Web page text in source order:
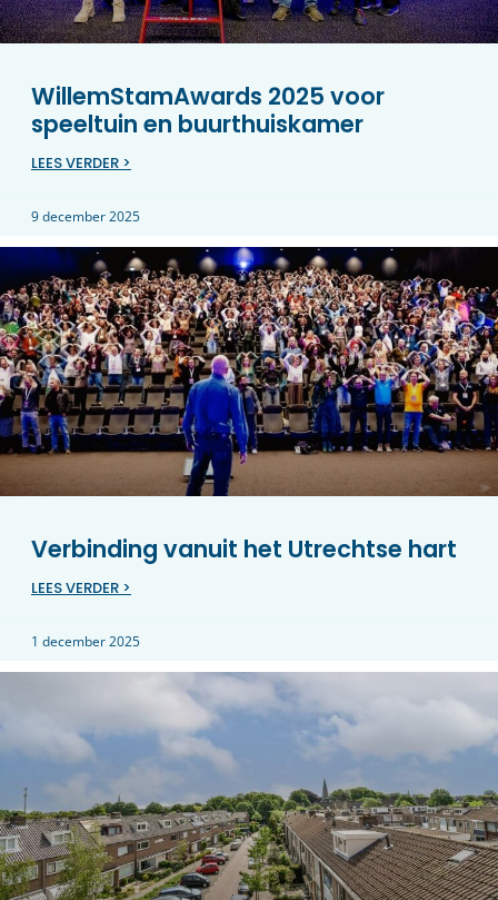
WillemStamAwards 2025 voor
speeltuin en buurthuiskamer
LEES VERDER >
9 december 2025
Verbinding vanuit het Utrechtse hart
LEES VERDER >
1 december 2025